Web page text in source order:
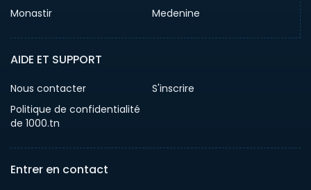
Monastir
Medenine
AIDE ET SUPPORT
Nous contacter
S'inscrire
Politique de confidentialité
de 1000.tn
Entrer en contact